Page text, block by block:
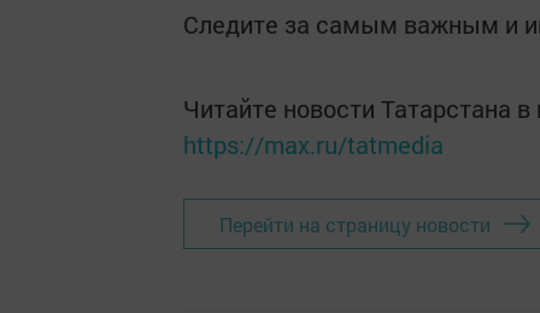
Следите за самым важным и
Читайте новости Татарстана
https://max.ru/tatmedia
Перейти на страницу новости